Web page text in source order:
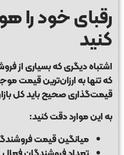
رقبای خود را
کنید
اشتباه دیگری که بسیاری از
که تنها به ارزان‌ترین قیمت
قیمت‌گذاری صحیح باید کل
به این موارد دقت کنید:
میانگین قیمت